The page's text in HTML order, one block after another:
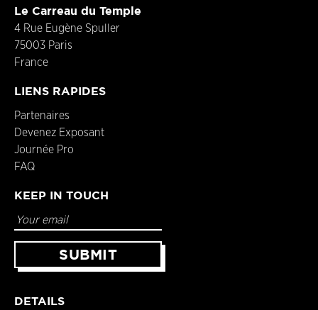
Le Carreau du Temple
4 Rue Eugène Spuller
75003 Paris
France
LIENS RAPIDES
Partenaires
Devenez Exposant
Journée Pro
FAQ
KEEP IN TOUCH
DETAILS